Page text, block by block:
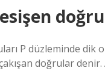
P düzleminde dik
doğrular denir.